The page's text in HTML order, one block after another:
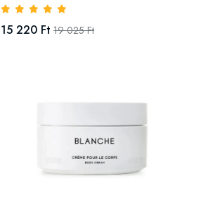
15 220 Ft 19 025 Ft